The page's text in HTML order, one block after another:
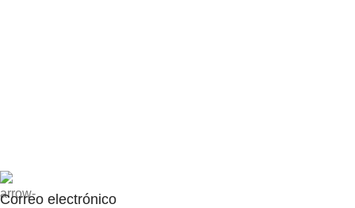
Correo electrónico